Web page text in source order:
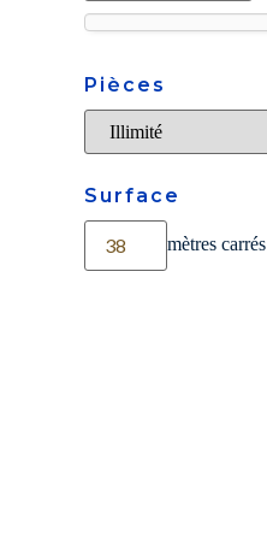
Pièces
Surface
mètres carrés